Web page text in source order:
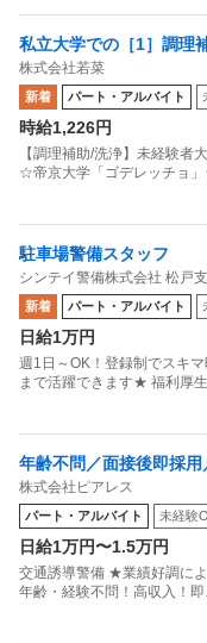
私立大学での［1］調理
株式会社若菜
新着 パート・アルバイト
時給1,226円
【調理補助/洗浄】未経験者
☆帝京大学「ゴデレッチョ
駐車場警備スタッフ
シンテイ警備株式会社 松戸
新着 パート・アルバイト
日給1万円
週1日～OK！登録制でスキ
まで活躍できます★ 福利厚生
年齢不問／面接後即採
理なく稼げる／頑張れば
ト探しはピアレス警備へ
株式会社ピアレス
パート・アルバイト 未経験
日給1万円〜1.5万円
交通誘導警備 ★業績好調に
年齢・経験不問！高収入！即